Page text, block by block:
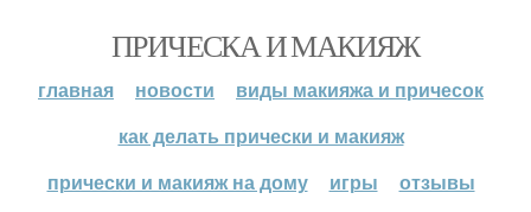
ПРИЧЕСКА И МАКИЯЖ
главная новости
виды макияжа и причесок
как делать прически и макияж
прически и макияж на дому
игры отзывы